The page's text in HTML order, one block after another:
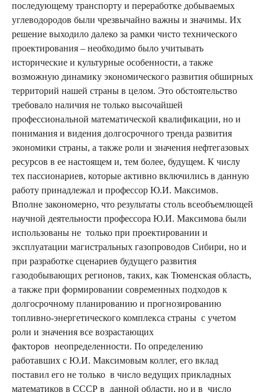
последующему транспорту и переработке добываемых
углеводородов были чрезвычайно важны и значимы. Их
решение выходило далеко за рамки чисто технического
проектирования – необходимо было учитывать
исторические и культурные особенности, а также
возможную динамику экономического развития обширных
территорий нашей страны в целом. Это обстоятельство
требовало наличия не только высочайшей
профессиональной математической квалификации, но и
понимания и видения долгосрочного тренда развития
экономики страны, а также роли и значения нефтегазовых
ресурсов в ее настоящем и, тем более, будущем. К числу
тех пассионариев, которые активно включились в данную
работу принадлежал и профессор Ю.И. Максимов.
Вполне закономерно, что результаты столь всеобъемлющей
научной деятельности профессора Ю.И. Максимова были
использованы не только при проектировании и
эксплуатации магистральных газопроводов Сибири, но и
при разработке сценариев будущего развития
газодобывающих регионов, таких, как Тюменская область,
а также при формировании современных подходов к
долгосрочному планированию и прогнозированию
топливно-энергетического комплекса страны с учетом
роли и значения все возрастающих
факторов неопределенности. По определению
работавших с Ю.И. Максимовым коллег, его вклад
поставил его не только в число ведущих прикладных
математиков в СССР в данной области, но и в число